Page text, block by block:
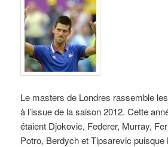
Le masters de Londres rassemble
à l’issue de la saison 2012. Cette
étaient Djokovic, Federer, Murray,
Potro, Berdych et Tipsarevic puisque